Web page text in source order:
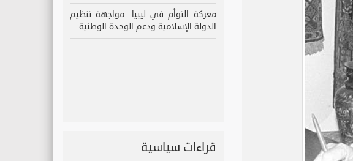
معركة التوأم في ليبيا: مواجهة تنظيم
الدولة الإسلامية ودعم الوحدة الوطنية
قراءات سياسية